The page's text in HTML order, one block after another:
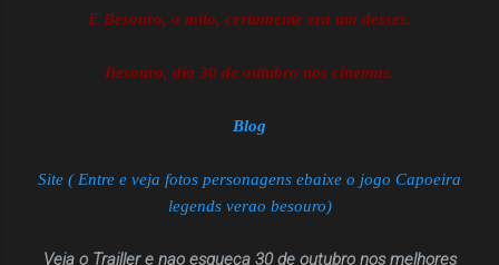
E Besouro, o mito, certamente era um desses.
Besouro, dia 30 de outubro nos cinemas.
Blog
Site ( Entre e veja fotos personagens ebaixe o jogo Capoeira
legends verao besouro)
Veja o Trailler e nao esqueça 30 de outubro nos melhores